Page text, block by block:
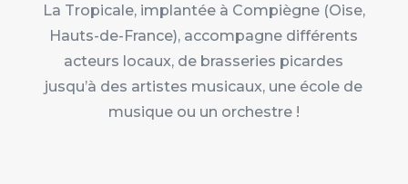
La Tropicale, implantée à Compiègne (Oise,
Hauts-de-France), accompagne différents
acteurs locaux, de brasseries picardes
jusqu’à des artistes musicaux, une école de
musique ou un orchestre !